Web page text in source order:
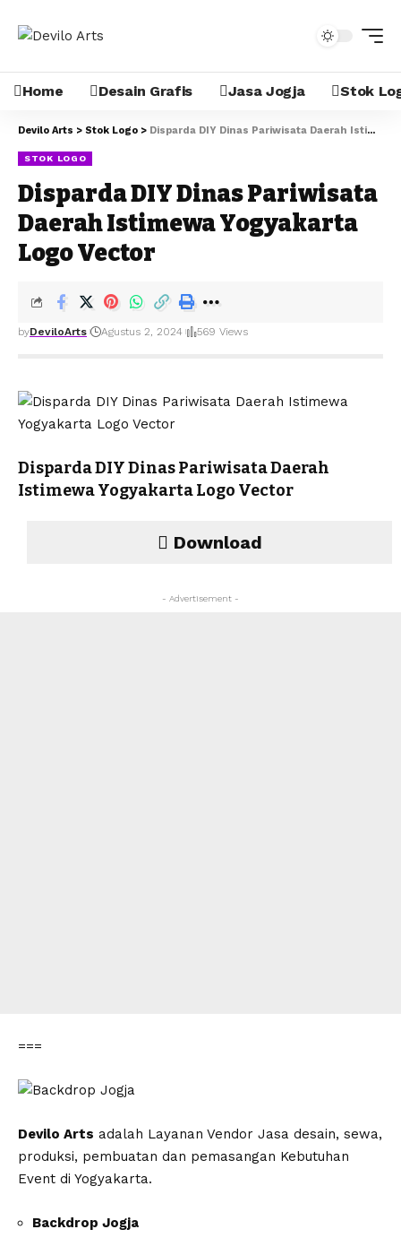
Home Desain Grafis Jasa Jogja Stok
Devilo Arts > Stok Logo > Disparda DIY Dinas Pariwisata Daerah Istimewa Yogyakarta Logo Vector
STOK LOGO
Disparda DIY Dinas Pariwisata
Daerah Istimewa Yogyakarta
Logo Vector
byDeviloArts Agustus 2, 2024 569 Views
Disparda DIY Dinas Pariwisata Daerah
Istimewa Yogyakarta Logo Vector
Download
- Advertisement -
===
Devilo Arts adalah Layanan Vendor Jasa desain, sewa,
produksi, pembuatan dan pemasangan Kebutuhan
Event di Yogyakarta.
Backdrop Jogja